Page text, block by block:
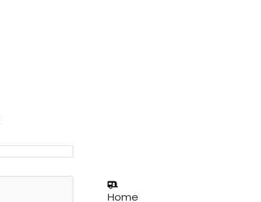
Home